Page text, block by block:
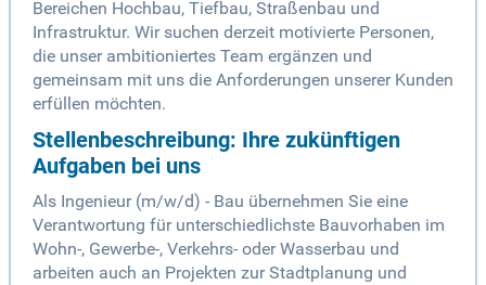
Bereichen Hochbau, Tiefbau, Straßenbau und
Infrastruktur. Wir suchen derzeit motivierte Personen,
die unser ambitioniertes Team ergänzen und
gemeinsam mit uns die Anforderungen unserer Kunden
erfüllen möchten.
Stellenbeschreibung: Ihre zukünftigen
Aufgaben bei uns
Als Ingenieur (m/w/d) - Bau übernehmen Sie eine
Verantwortung für unterschiedlichste Bauvorhaben im
Wohn-, Gewerbe-, Verkehrs- oder Wasserbau und
arbeiten auch an Projekten zur Stadtplanung und